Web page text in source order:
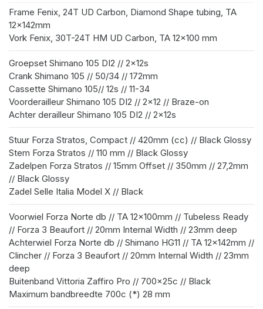
Frame Fenix, 24T UD Carbon, Diamond Shape tubing, TA
12x142mm
Vork Fenix, 30T-24T HM UD Carbon, TA 12x100 mm
Groepset Shimano 105 DI2 // 2x12s
Crank Shimano 105 // 50/34 // 172mm
Cassette Shimano 105// 12s // 11-34
Voorderailleur Shimano 105 DI2 // 2x12 // Braze-on
Achter derailleur Shimano 105 DI2 // 2x12s
Stuur Forza Stratos, Compact // 420mm (cc) // Black Glossy
Stem Forza Stratos // 110 mm // Black Glossy
Zadelpen Forza Stratos // 15mm Offset // 350mm // 27,2mm
// Black Glossy
Zadel Selle Italia Model X // Black
Voorwiel Forza Norte db // TA 12x100mm // Tubeless Ready
// Forza 3 Beaufort // 20mm Internal Width // 23mm deep
Achterwiel Forza Norte db // Shimano HG11 // TA 12x142mm //
Clincher // Forza 3 Beaufort // 20mm Internal Width // 23mm
deep
Buitenband Vittoria Zaffiro Pro // 700x25c // Black
Maximum bandbreedte 700c (*) 28 mm